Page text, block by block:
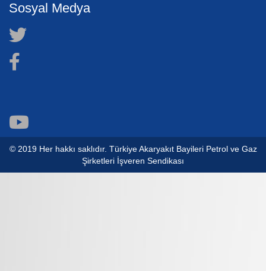
Sosyal Medya
© 2019 Her hakkı saklıdır. Türkiye Akaryakıt Bayileri Petrol ve Gaz
Şirketleri İşveren Sendikası